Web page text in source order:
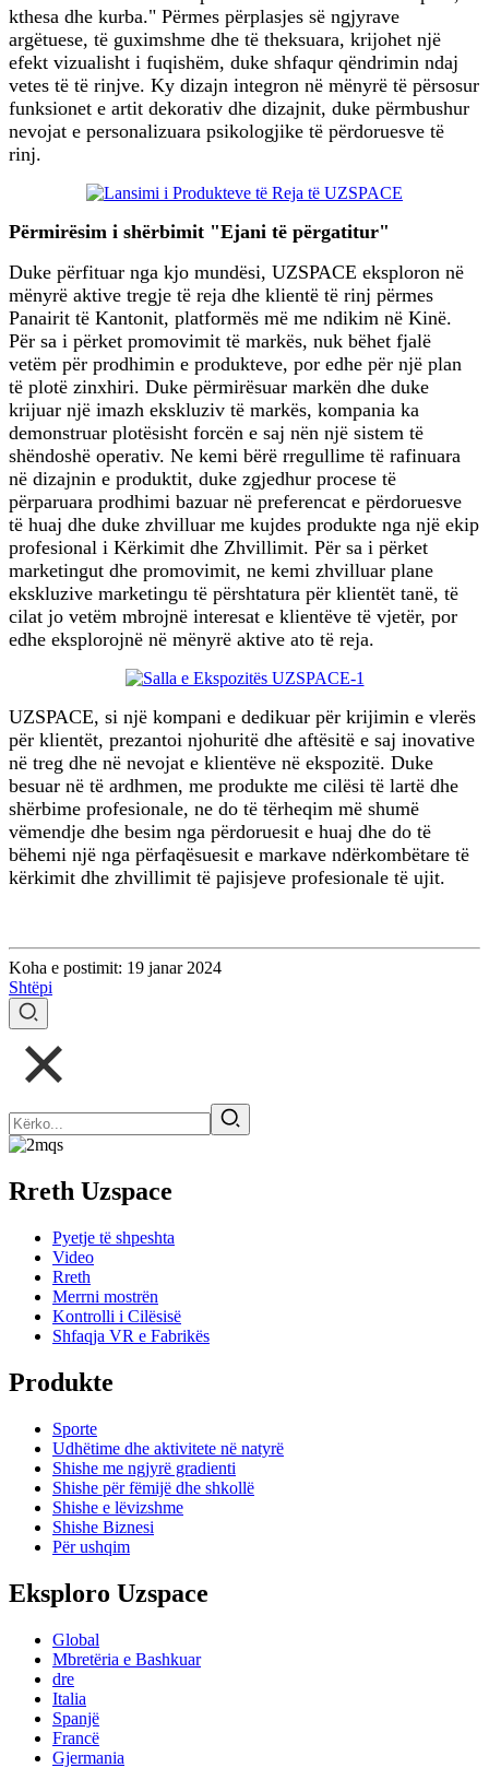
kthesa dhe kurba." Përmes përplasjes së ngjyrave
argëtuese, të guximshme dhe të theksuara, krijohet një
efekt vizualisht i fuqishëm, duke shfaqur qëndrimin ndaj
vetes të të rinjve. Ky dizajn integron në mënyrë të përsosur
funksionet e artit dekorativ dhe dizajnit, duke përmbushur
nevojat e personalizuara psikologjike të përdoruesve të
rinj.
Përmirësim i shërbimit "Ejani të përgatitur"
Duke përfituar nga kjo mundësi, UZSPACE eksploron në
mënyrë aktive tregje të reja dhe klientë të rinj përmes
Panairit të Kantonit, platformës më me ndikim në Kinë.
Për sa i përket promovimit të markës, nuk bëhet fjalë
vetëm për prodhimin e produkteve, por edhe për një plan
të plotë zinxhiri. Duke përmirësuar markën dhe duke
krijuar një imazh ekskluziv të markës, kompania ka
demonstruar plotësisht forcën e saj nën një sistem të
shëndoshë operativ. Ne kemi bërë rregullime të rafinuara
në dizajnin e produktit, duke zgjedhur procese të
përparuara prodhimi bazuar në preferencat e përdoruesve
të huaj dhe duke zhvilluar me kujdes produkte nga një ekip
profesional i Kërkimit dhe Zhvillimit. Për sa i përket
marketingut dhe promovimit, ne kemi zhvilluar plane
ekskluzive marketingu të përshtatura për klientët tanë, të
cilat jo vetëm mbrojnë interesat e klientëve të vjetër, por
edhe eksplorojnë në mënyrë aktive ato të reja.
UZSPACE, si një kompani e dedikuar për krijimin e vlerës
për klientët, prezantoi njohuritë dhe aftësitë e saj inovative
në treg dhe në nevojat e klientëve në ekspozitë. Duke
besuar në të ardhmen, me produkte me cilësi të lartë dhe
shërbime profesionale, ne do të tërheqim më shumë
vëmendje dhe besim nga përdoruesit e huaj dhe do të
bëhemi një nga përfaqësuesit e markave ndërkombëtare të
kërkimit dhe zhvillimit të pajisjeve profesionale të ujit.
Koha e postimit: 19 janar 2024
Shtëpi
Rreth Uzspace
Pyetje të shpeshta
Video
Rreth
Merrni mostrën
Kontrolli i Cilësisë
Shfaqja VR e Fabrikës
Produkte
Sporte
Udhëtime dhe aktivitete në natyrë
Shishe me ngjyrë gradienti
Shishe për fëmijë dhe shkollë
Shishe e lëvizshme
Shishe Biznesi
Për ushqim
Eksploro Uzspace
Global
Mbretëria e Bashkuar
dre
Italia
Spanjë
Francë
Gjermania